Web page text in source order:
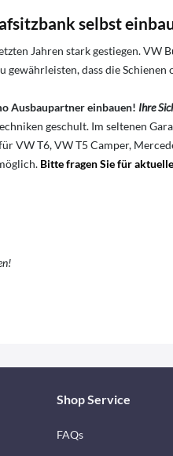
selbst
Jahren stark gestiegen.
gewährleisten, dass die
Ausbaupartnereinbauen! Ihre
geschult. Im seltenen
VW T6, VW T5 Camper,
Bitte fragen Sie für
Shop Service
FAQs